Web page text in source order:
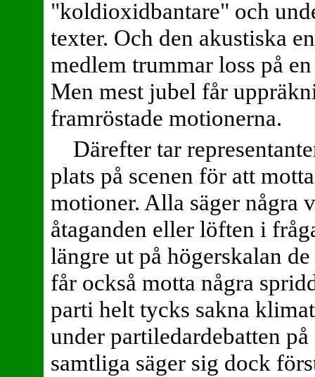
"koldioxidbantare" och
texter. Och den akustiska
medlem trummar loss på
Men mest jubel får
framröstade motionerna.
Därefter tar
plats på scenen för att
motioner. Alla säger några
åtaganden eller löften i
längre ut på högerskalan
får också motta några
parti helt tycks sakna
under partiledardebatten
samtliga säger sig dock